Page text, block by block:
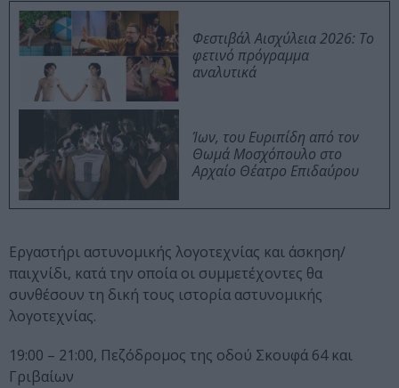
Φεστιβάλ Αισχύλεια 2026: Το
φετινό πρόγραμμα
αναλυτικά
Ίων, του Ευριπίδη από τον
Θωμά Μοσχόπουλο στο
Αρχαίο Θέατρο Επιδαύρου
Εργαστήρι αστυνομικής λογοτεχνίας και άσκηση/
παιχνίδι, κατά την οποία οι συμμετέχοντες θα
συνθέσουν τη δική τους ιστορία αστυνομικής
λογοτεχνίας.
19:00 – 21:00, Πεζόδρομος της οδού Σκουφά 64 και
Γριβαίων